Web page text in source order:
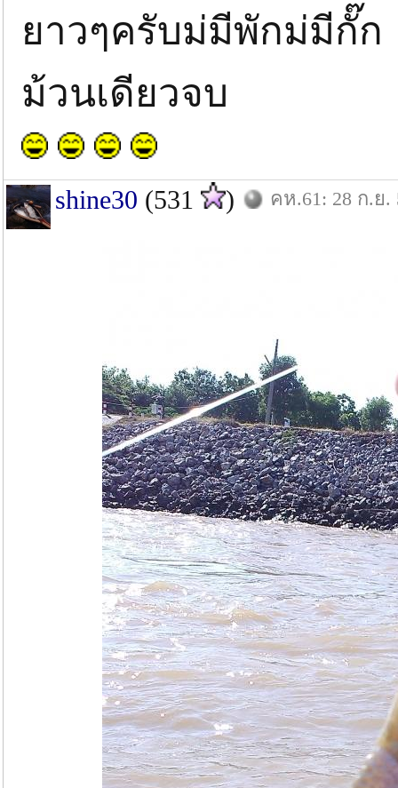
ยาวๆครับม่มีพักม่มีกั๊ก
ม้วนเดียวจบ
shine30 (531 ) คห.61: 28 ก.ย.